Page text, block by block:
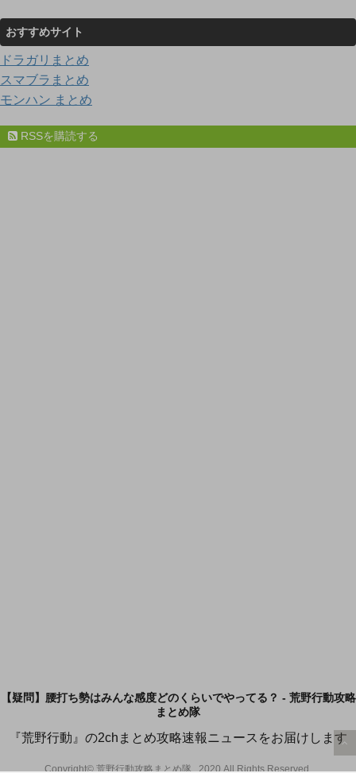
おすすめサイト
ドラガリまとめ
スマブラまとめ
モンハン まとめ
RSSを購読する
【疑問】腰打ち勢はみんな感度どのくらいでやってる？ - 荒野行動攻略
まとめ隊
『荒野行動』の2chまとめ攻略速報ニュースをお届けします
Copyright© 荒野行動攻略まとめ隊 , 2020 All Rights Reserved.